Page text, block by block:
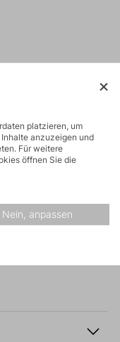
platzieren, um
anzuzeigen und
Für weitere
öffnen Sie die
Nein, anpassen